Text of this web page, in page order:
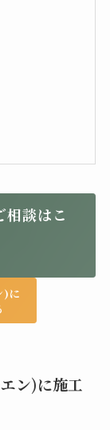
相談はこ
)に
ン)に施工